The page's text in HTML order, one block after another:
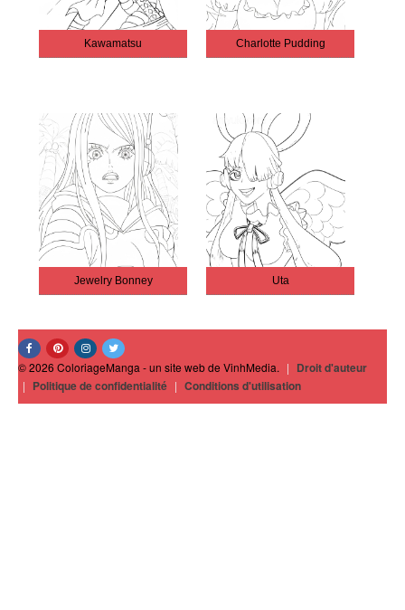
Kawamatsu Charlotte Pudding
Jewelry Bonney Uta
© 2026 ColoriageManga - un site web de VinhMedia. | Droit d'auteur
| Politique de confidentialité | Conditions d'utilisation